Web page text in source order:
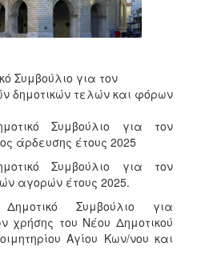
Συμβούλιο για τον
δημοτικών τελών και φόρων
Συμβούλιο για τον
άρδευσης έτους 2025
Συμβούλιο για τον
αγορών έτους 2025.
Συμβούλιο για
του Νέου Δημοτικού
Αγίου Κων/νου και